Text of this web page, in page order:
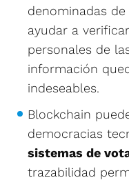
denominadas
ayudar a
personales de
información
indeseables.
Blockchain
democracias
sistemas de
trazabilidad